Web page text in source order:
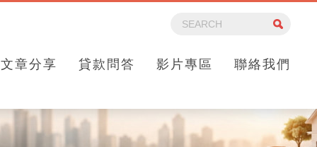
文章分享 貸款問答 影片專區 聯絡我們